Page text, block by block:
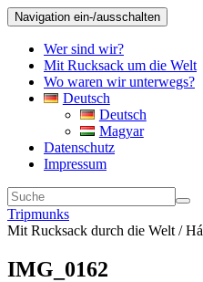
Navigation ein-/ausschalten
Wer sind wir?
Mit Rucksack um die Welt
Wo waren wir unterwegs?
Deutsch
Deutsch
Magyar
Datenschutz
Impressum
Tripmunks
Mit Rucksack durch die Welt /
IMG_0162